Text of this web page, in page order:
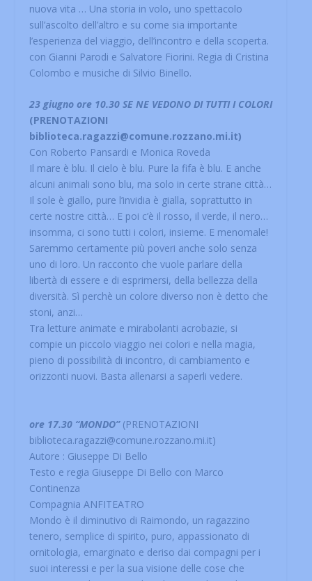
nuova vita … Una storia in volo, uno spettacolo
sull’ascolto dell’altro e su come sia importante
l’esperienza del viaggio, dell’incontro e della scoperta.
con Gianni Parodi e Salvatore Fiorini. Regia di Cristina
Colombo e musiche di Silvio Binello.
23 giugno ore 10.30 SE NE VEDONO DI TUTTI I COLORI
(PRENOTAZIONI
biblioteca.ragazzi@comune.rozzano.mi.it)
Con Roberto Pansardi e Monica Roveda
Il mare è blu. Il cielo è blu. Pure la fifa è blu. E anche
alcuni animali sono blu, ma solo in certe strane città…
Il sole è giallo, pure l’invidia è gialla, soprattutto in
certe nostre città… E poi c’è il rosso, il verde, il nero…
insomma, ci sono tutti i colori, insieme. E menomale!
Saremmo certamente più poveri anche solo senza
uno di loro. Un racconto che vuole parlare della
libertà di essere e di esprimersi, della bellezza della
diversità. Sì perchè un colore diverso non è detto che
stoni, anzi…
Tra letture animate e mirabolanti acrobazie, si
compie un piccolo viaggio nei colori e nella magia,
pieno di possibilità di incontro, di cambiamento e
orizzonti nuovi. Basta allenarsi a saperli vedere.
ore 17.30 “MONDO”(PRENOTAZIONI
biblioteca.ragazzi@comune.rozzano.mi.it)
Autore : Giuseppe Di Bello
Testo e regia Giuseppe Di Bello con Marco
Continenza
Compagnia ANFITEATRO
Mondo è il diminutivo di Raimondo, un ragazzino
tenero, semplice di spirito, puro, appassionato di
ornitologia, emarginato e deriso dai compagni per i
suoi interessi e per la sua visione delle cose che